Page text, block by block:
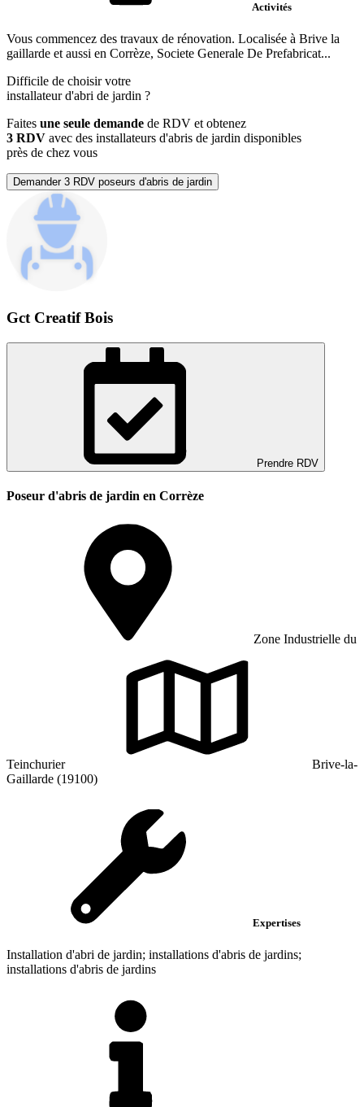
Activités
Vous commencez des travaux de rénovation. Localisée à Brive la
gaillarde et aussi en Corrèze, Societe Generale De Prefabricat...
Difficile de choisir votre
installateur d'abri de jardin ?
Faites une seule demande de RDV et obtenez
3 RDV avec des installateurs d'abris de jardin disponibles
près de chez vous
Demander 3 RDV poseurs d'abris de jardin
Gct Creatif Bois
Prendre RDV
Poseur d'abris de jardin en Corrèze
Zone Industrielle du
Teinchurier
Brive-la-
Gaillarde (19100)
Expertises
Installation d'abri de jardin; installations d'abris de jardins;
installations d'abris de jardins